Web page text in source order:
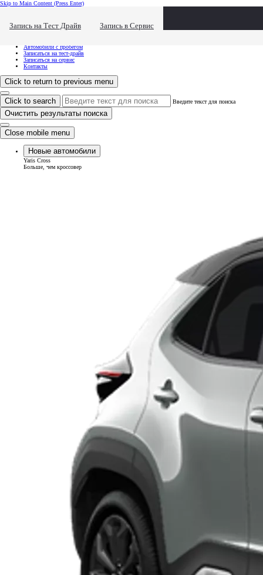
Skip to Main Content (Press Enter)
Запись на Тест Драйв Запись в Сервис
Хочу посмотреть... Click to close the reach out overlay
Автомобили с пробегом
Записаться на тест-драйв
Записаться на сервис
Контакты
Click to return to previous menu
Click to search Введите текст для поиска
Очистить результаты поиска
Close mobile menu
Новые автомобили
Yaris Cross
Больше, чем кроссовер